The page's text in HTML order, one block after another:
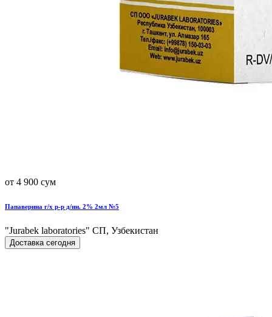
от 4 900 сум
Папаверина г/х р-р д/ин. 2% 2мл №5
"Jurabek laboratories" СП, Узбекистан
Доставка сегодня